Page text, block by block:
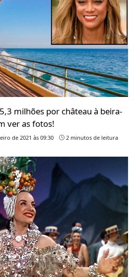
milhões por château à beira-
ver as fotos!
de 2021 às 09:30 2 minutos de leitura